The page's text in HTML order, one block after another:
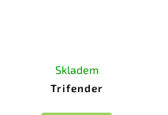
Trifender
Skladem